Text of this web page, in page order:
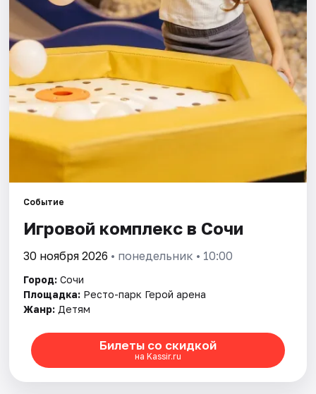
Артисты
Рейтинги
Событие
Игровой комплекс в Сочи
30 ноября 2026 • понедельник • 10:00
Город: Сочи
Площадка: Ресто-парк Герой арена
Жанр: Детям
Билеты со скидкой
на Kassir.ru